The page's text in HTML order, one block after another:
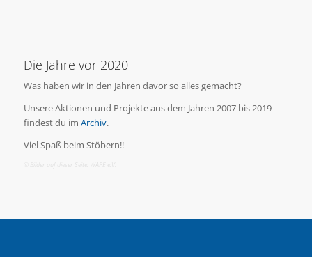
Die Jahre vor 2020
Was haben wir in den Jahren davor so alles gemacht?
Unsere Aktionen und Projekte aus dem Jahren 2007 bis 2019
findest du im Archiv.
Viel Spaß beim Stöbern!!